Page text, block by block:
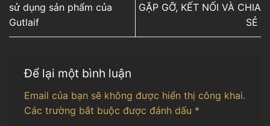
sử dụng sản phẩm của
Gutlaif
GẶP GỠ, KẾT NỐI VÀ CHIA
SẺ
Để lại một bình luận
Email của bạn sẽ không được hiển thị công khai.
Các trường bắt buộc được đánh dấu *